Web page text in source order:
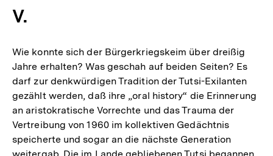
V.
Wie konnte sich der Bürgerkriegskeim über dreißig
Jahre erhalten? Was geschah auf beiden Seiten? Es
darf zur denkwürdigen Tradition der Tutsi-Exilanten
gezählt werden, daß ihre „oral history“ die Erinnerung
an aristokratische Vorrechte und das Trauma der
Vertreibung von 1960 im kollektiven Gedächtnis
speicherte und sogar an die nächste Generation
weitergab. Die im Lande gebliebenen Tutsi begannen